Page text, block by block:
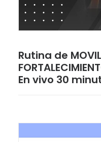
Rutina de
En vivo 30